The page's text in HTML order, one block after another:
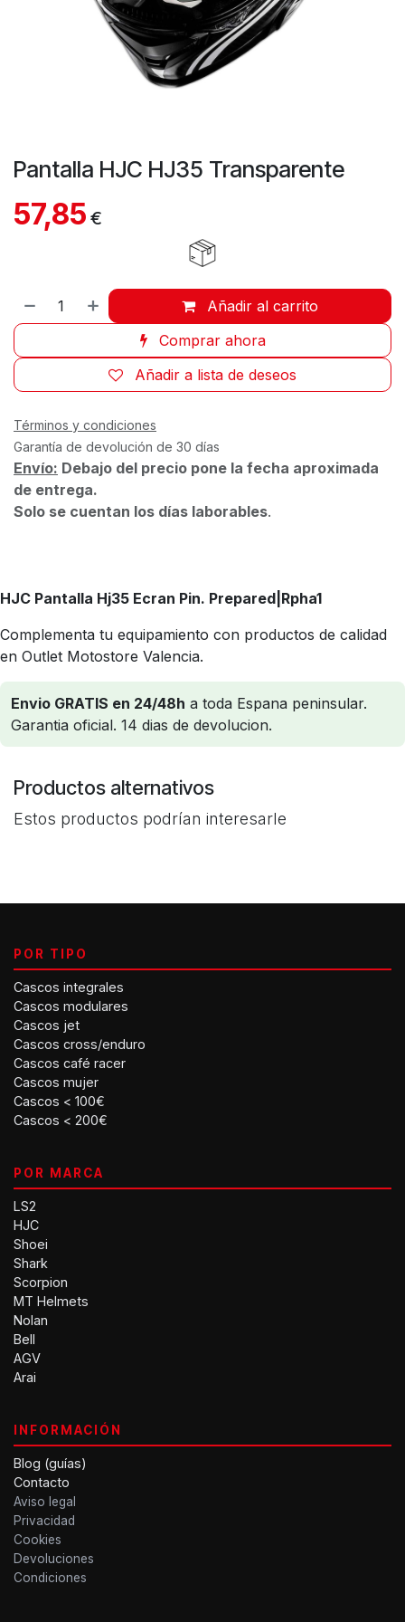
Pantalla HJC HJ35 Transparente
57,85 €
Añadir al carrito
Comprar ahora
Añadir a lista de deseos
Términos y condiciones
Garantía de devolución de 30 días
Envío: Debajo del precio pone la fecha aproximada
de entrega.
Solo se cuentan los días laborables.
HJC Pantalla Hj35 Ecran Pin. Prepared |Rpha1
Complementa tu equipamiento con productos de calidad
en Outlet Motostore Valencia.
Envio GRATIS en 24/48h a toda Espana peninsular.
Garantia oficial. 14 dias de devolucion.
Productos alternativos
Estos productos podrían interesarle
POR TIPO
Cascos integrales
Cascos modulares
Cascos jet
Cascos cross/enduro
Cascos café racer
Cascos mujer
Cascos < 100€
Cascos < 200€
POR MARCA
LS2
HJC
Shoei
Shark
Scorpion
MT Helmets
Nolan
Bell
AGV
Arai
INFORMACIÓN
Blog (guías)
Contacto
Aviso legal
Privacidad
Cookies
Devoluciones
Condiciones